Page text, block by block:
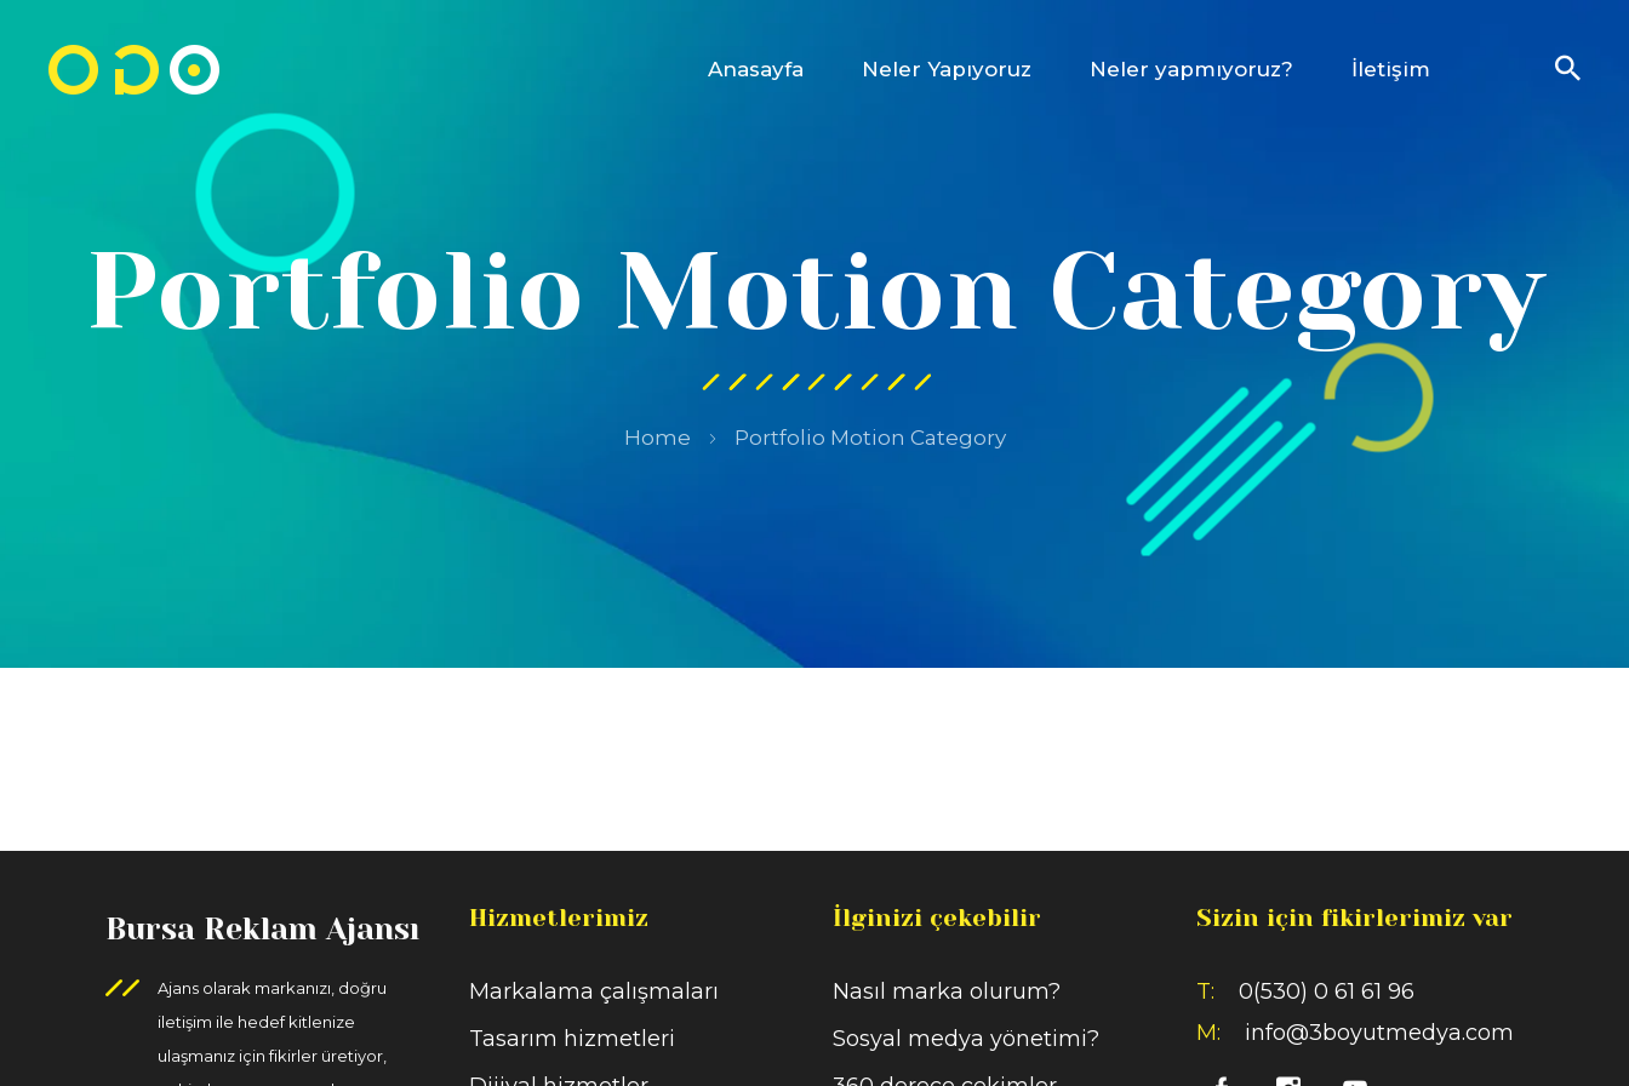
Anasayfa Neler Yapıyoruz Neler yapmıyoruz? İletişim
Portfolio Motion Category
Home Portfolio Motion Category
Bursa Reklam Ajansı
Ajans olarak markanızı, doğru
iletişim ile hedef kitlenize
ulaşmanız için fikirler üretiyor,
Hizmetlerimiz
Markalama çalışmaları
Tasarım hizmetleri
İlginizi çekebilir
Nasıl marka olurum?
Sosyal medya yönetimi?
Sizin için fikirlerimiz var
T: 0(530) 0 61 61 96
M: info@3boyutmedya.com